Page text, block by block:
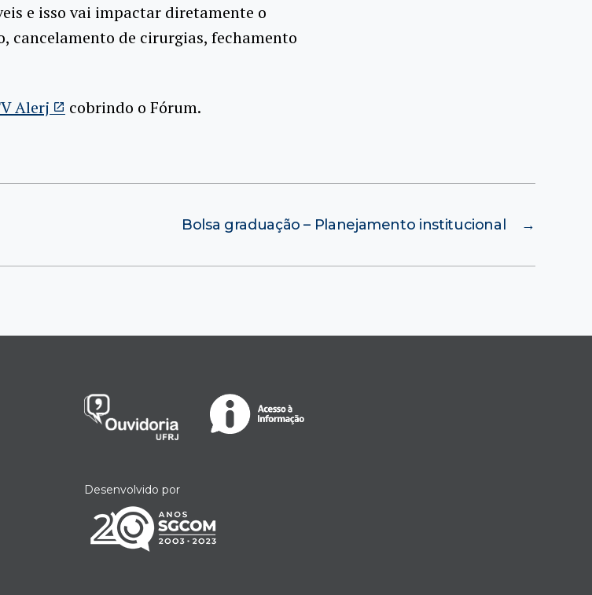
e isso vai impactar diretamente o
cancelamento de cirurgias, fechamento
Alerj cobrindo o Fórum.
→
Bolsa graduação – Planejamento institucional
Desenvolvido por